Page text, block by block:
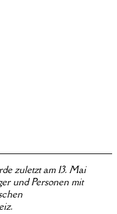
zuletzt am 13. Mai
und Personen mit